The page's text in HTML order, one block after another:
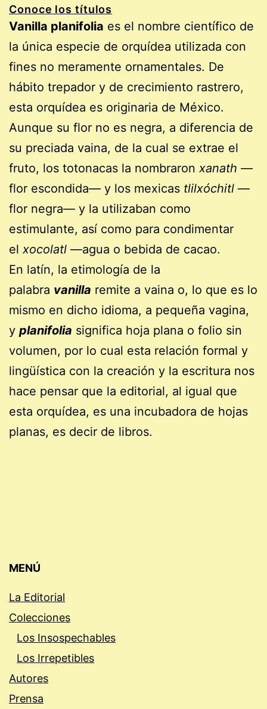
Conoce los títulos
Vanilla planifolia es el nombre científico de
la única especie de orquídea utilizada con
fines no meramente ornamentales. De
hábito trepador y de crecimiento rastrero,
esta orquídea es originaria de México.
Aunque su flor no es negra, a diferencia de
su preciada vaina, de la cual se extrae el
fruto, los totonacas la nombraron xanath —
flor escondida— y los mexicas tlilxóchitl —
flor negra— y la utilizaban como
estimulante, así como para condimentar
el xocolatl —agua o bebida de cacao.
En latín, la etimología de la
palabra vanilla remite a vaina o, lo que es lo
mismo en dicho idioma, a pequeña vagina,
y planifolia significa hoja plana o folio sin
volumen, por lo cual esta relación formal y
lingüística con la creación y la escritura nos
hace pensar que la editorial, al igual que
esta orquídea, es una incubadora de hojas
planas, es decir de libros.
MENÚ
La Editorial
Colecciones
Los Insospechables
Los Irrepetibles
Autores
Prensa